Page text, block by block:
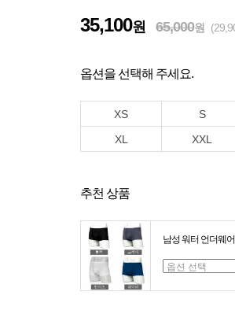
35,100원 65,000원
옵션을 선택해 주세요.
XS S
XL
XXL
추천 상품
남성 워터 언더웨